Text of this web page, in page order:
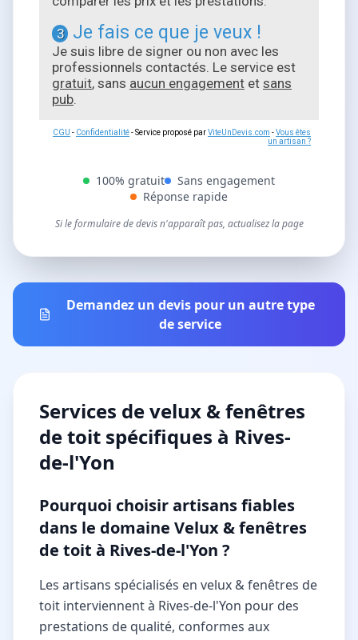
3 Je fais ce que je veux !
Je suis libre de signer ou non avec les
professionnels contactés. Le service est
gratuit, sans aucun engagement et sans
pub.
CGU - Confidentialité- Service proposé parViteUnDevis.com -Vous êtes
un artisan ?
100% gratuit
Sans engagement
Réponse rapide
Si le formulaire de devis n'apparaît pas, actualisez la page
Demandez un devis pour un autre type
de service
Services develux & fenêtres
de toit spécifiques à Rives-
de-l'Yon
Pourquoi choisir artisans fiables
dans le domaine Velux & fenêtres
de toit à Rives-de-l'Yon ?
Les artisans spécialisés en velux & fenêtres de
toit interviennent à Rives-de-l'Yon pour des
prestations de qualité, conformes aux